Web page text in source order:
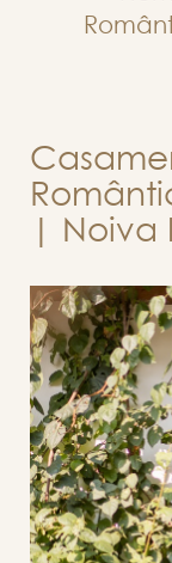
| Noiva